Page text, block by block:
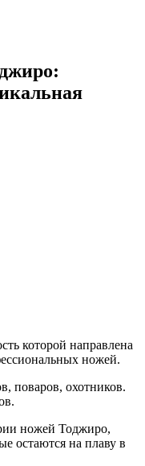
которой направлена
ножей.
поваров, охотников.
ножей Тоджиро,
остаются на плаву в